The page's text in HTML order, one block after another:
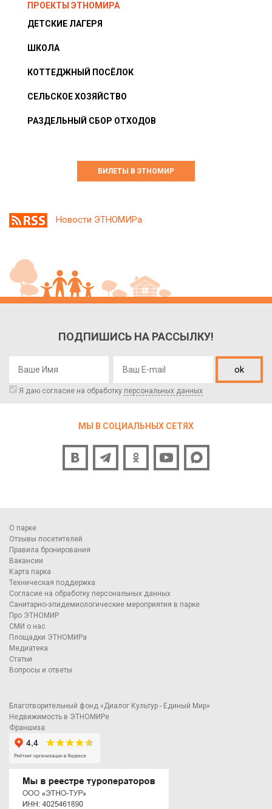
ПРОЕКТЫ ЭТНОМИРА
ДЕТСКИЕ ЛАГЕРЯ
ШКОЛА
КОТТЕДЖНЫЙ ПОСЁЛОК
СЕЛЬСКОЕ ХОЗЯЙСТВО
РАЗДЕЛЬНЫЙ СБОР ОТХОДОВ
БИЛЕТЫ В ЭТНОМИР
Новости ЭТНОМИРа
ПОДПИШИСЬ НА РАССЫЛКУ!
ok
Я даю согласие на обработку персональных данных
МЫ В СОЦИАЛЬНЫХ СЕТЯХ
О парке
Отзывы посетителей
Правила бронирования
Вакансии
Карта парка
Техническая поддержка
Согласие на обработку персональных данных
Санитарно-эпидемиологические мероприятия в парке
Про ЭТНОМИР
СМИ о нас
Площадки ЭТНОМИРа
Медиатека
Статьи
Вопросы и ответы
Благотворительный фонд «Диалог Культур - Единый Мир»
Недвижимость в ЭТНОМИРе
Франшиза